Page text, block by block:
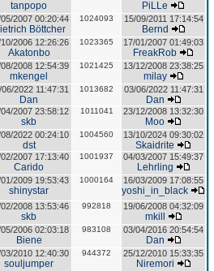
tanpopo PiLLe
2007 00:20:44
Böttcher
1024093 15/09/2011 17:14:54
Bernd
10/2006 12:26:26
Akatonbo
1023365 17/01/2007 01:49:03
FreakRob
2008 12:54:39
mkengel
1021425 13/12/2008 23:38:25
milay
2022 11:47:31
Dan
1013682 03/06/2022 11:47:31
Dan
04/2007 23:58:12
skb
1011041 23/12/2008 13:32:30
Moo
08/2022 00:24:10
dst
1004560 13/10/2024 09:30:02
Skaidrite
2007 17:13:40
Carido
1001937 04/03/2007 15:49:37
Lehrling
2009 19:53:43
shinystar
1000164 16/03/2009 17:08:55
yoshi_in_black
2008 13:53:46
skb
992818 19/06/2008 04:32:09
mkill
2006 02:03:18
Biene
983108 03/04/2016 20:54:54
Dan
2010 12:40:30
souljumper
944372 25/12/2010 15:33:35
Niremori